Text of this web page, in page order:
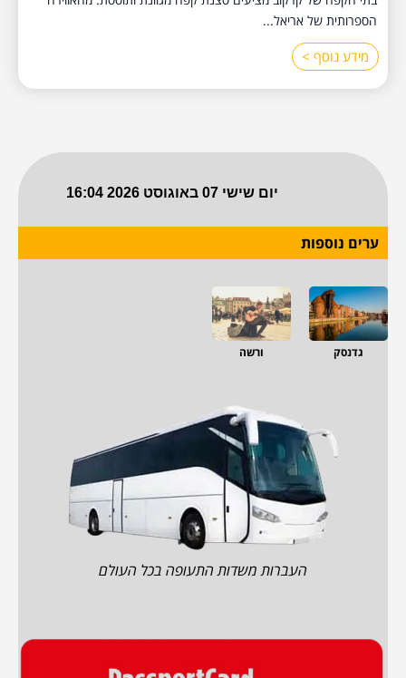
הספרותית של אריאל...
מידע נוסף >
ערים נוספות
גדנסק ורשה
העברות משדות התעופה בכל העולם